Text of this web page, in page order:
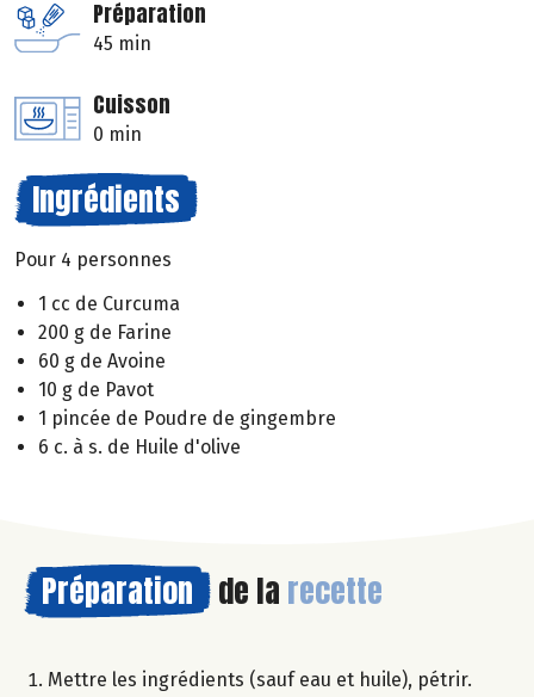
Préparation
45 min
Cuisson
0 min
Ingrédients
Pour 4 personnes
1 cc de Curcuma
200 g de Farine
60 g de Avoine
10 g de Pavot
1 pincée de Poudre de gingembre
6 c. à s. de Huile d'olive
Préparation de la recette
Mettre les ingrédients (sauf eau et huile), pétrir.